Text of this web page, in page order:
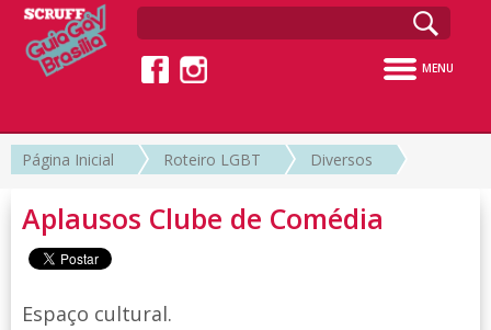
MENU
Página Inicial Roteiro LGBT Diversos
Aplausos Clube de Comédia
Espaço cultural.